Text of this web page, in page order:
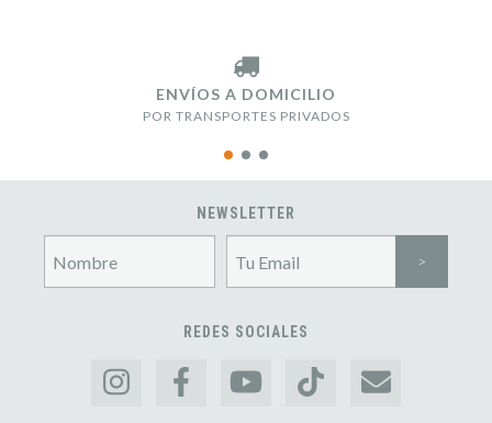
ENVÍOS A DOMICILIO
POR TRANSPORTES PRIVADOS
NEWSLETTER
REDES SOCIALES